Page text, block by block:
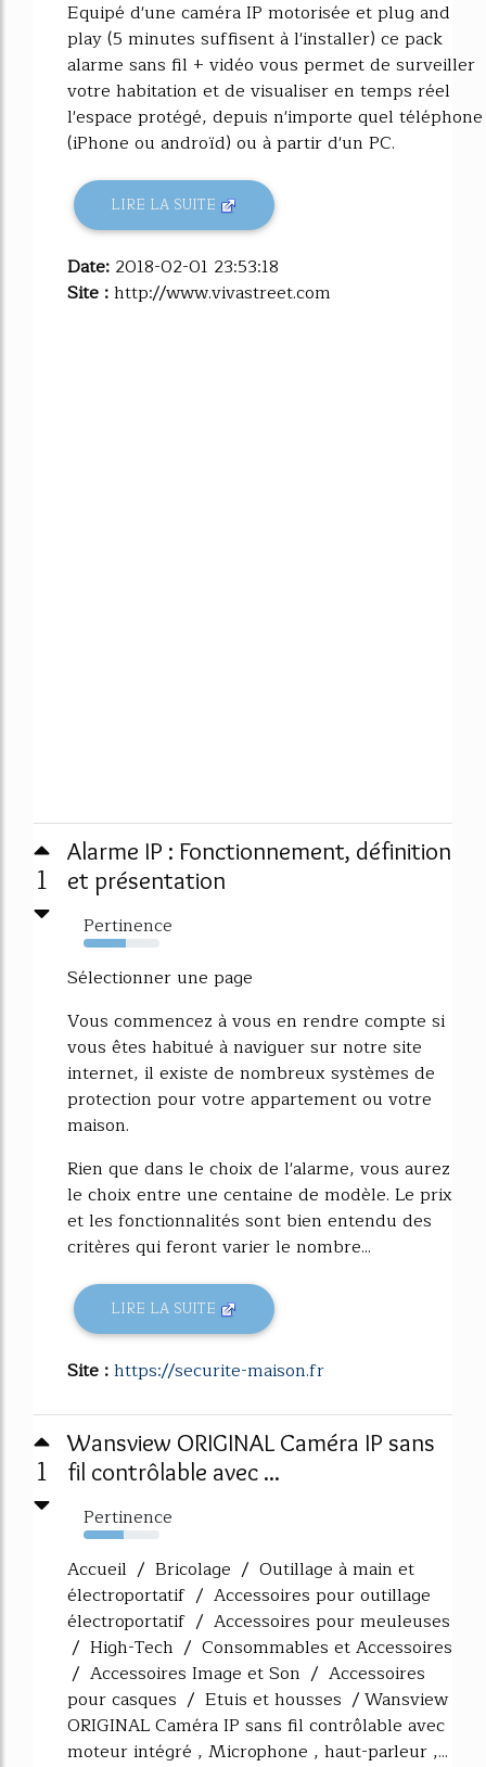
Equipé d'une caméra IP motorisée et plug and
play (5 minutes suffisent à l'installer) ce pack
alarme sans fil + vidéo vous permet de surveiller
votre habitation et de visualiser en temps réel
l'espace protégé, depuis n'importe quel téléphone
(iPhone ou androïd) ou à partir d'un PC.
LIRE LA SUITE
Date: 2018-02-01 23:53:18
Site :http://www.vivastreet.com
1
Alarme IP : Fonctionnement, définition
et présentation
Pertinence
55%
Sélectionner une page
Vous commencez à vous en rendre compte si
vous êtes habitué à naviguer sur notre site
internet, il existe de nombreux systèmes de
protection pour votre appartement ou votre
maison.
Rien que dans le choix de l'alarme, vous aurez
le choix entre une centaine de modèle. Le prix
et les fonctionnalités sont bien entendu des
critères qui feront varier le nombre...
LIRE LA SUITE
Site :https://securite-maison.fr
1
Wansview ORIGINAL Caméra IP sans
fil contrôlable avec ...
Pertinence
53%
Accueil / Bricolage / Outillage à main et
électroportatif / Accessoires pour outillage
électroportatif / Accessoires pour meuleuses
/ High-Tech / Consommables et Accessoires
/ Accessoires Image et Son / Accessoires
pour casques / Etuis et housses / Wansview
ORIGINAL Caméra IP sans fil contrôlable avec
moteur intégré , Microphone , haut-parleur ,...